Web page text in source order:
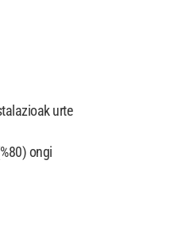
urte
ongi